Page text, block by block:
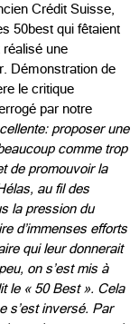
Crédit Suisse,
50best qui fêtaient
une
Démonstration de
le critique
par notre
proposer une
comme trop
de promouvoir la
au fil des
la pression du
d’immenses efforts
qui leur donnerait
on s’est mis à
le « 50 Best ». Cela
s’est inversé. Par